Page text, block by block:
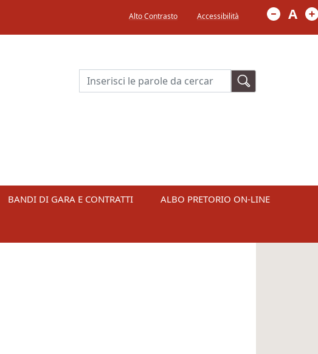
Menù in alto a destra
Alto Contrasto Accessibilità A
Cerca
BANDI DI GARA E CONTRATTI ALBO PRETORIO ON-LINE